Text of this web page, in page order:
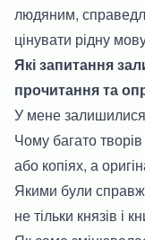
людяним,
цінувати рідну
Які запитання
прочитання та
У мене залишилися
Чому багато
або копіях, а
Якими були
не тільки князів і